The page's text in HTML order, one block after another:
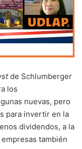
de Schlumberger
los
nuevas, pero
para invertir en la
dividendos, a la
también